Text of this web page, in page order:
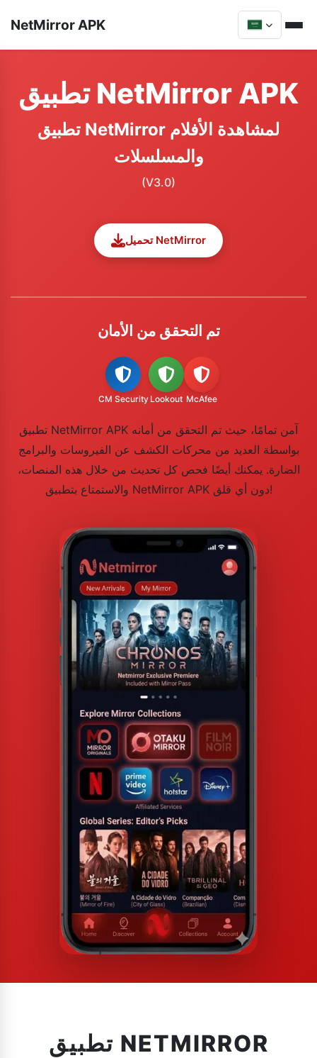
NetMirror APK
تطبيق NetMirror APK
تطبيق NetMirror لمشاهدة الأفلام
والمسلسلات
(V3.0)
تحميل NetMirror
تم التحقق من الأمان
CM Security Lookout McAfee
تطبيق NetMirror APK آمن تمامًا، حيث تم التحقق من أمانه
بواسطة العديد من محركات الكشف عن الفيروسات والبرامج
الضارة. يمكنك أيضًا فحص كل تحديث من خلال هذه المنصات،
والاستمتاع بتطبيق NetMirror APK دون أي قلق!
تطبيق NETMIRROR